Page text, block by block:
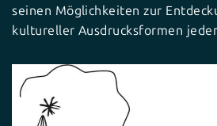
seinen Möglichkeiten zur
kultureller Ausdrucksformen